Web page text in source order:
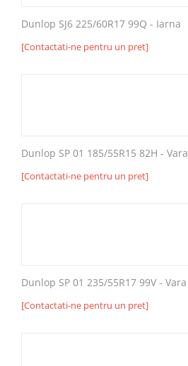
Dunlop SJ6 225/60R17 99Q - Iarna
[Contactati-ne pentru un pret]
Dunlop SP 01 185/55R15 82H - Vara
[Contactati-ne pentru un pret]
Dunlop SP 01 235/55R17 99V - Vara
[Contactati-ne pentru un pret]